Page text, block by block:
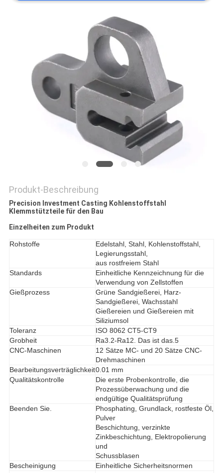
DATENSCHUTZRICHTLINIE
Produkt-Beschreibung
Precision Investment Casting Kohlenstoffstahl
Klemmstützteile für den Bau
Einzelheiten zum Produkt
Rohstoffe
Edelstahl, Stahl, Kohlenstoffstahl,
Legierungsstahl,
aus rostfreiem Stahl
Standards
Einheitliche Kennzeichnung für die
Verwendung von Zellstoffen
Gießprozess
Grüne Sandgießerei, Harz-
Sandgießerei, Wachsstahl
Gießereien und Gießereien mit
Siliziumsol
Toleranz
ISO 8062 CT5-CT9
Grobheit
Ra3.2-Ra12. Das ist das.5
CNC-Maschinen
12 Sätze MC- und 20 Sätze CNC-
Drehmaschinen
Bearbeitungsverträglichkeit0.01 mm
Qualitätskontrolle
Die erste Probenkontrolle, die
Prozessüberwachung und die
endgültige Qualitätsprüfung
Beenden Sie.
Phosphating, Grundlack, rostfeste Öl,
Pulver
Beschichtung, verzinkte
Zinkbeschichtung, Elektropolierung
und
Schussblasen
Bescheinigung
Einheitliche Sicherheitsnormen